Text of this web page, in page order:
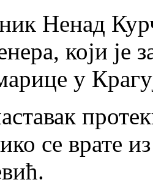
Ненад
који је
у
се врате